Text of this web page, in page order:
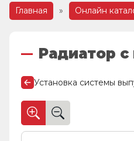
Главная » Онлайн
Радиатор
Установка системы